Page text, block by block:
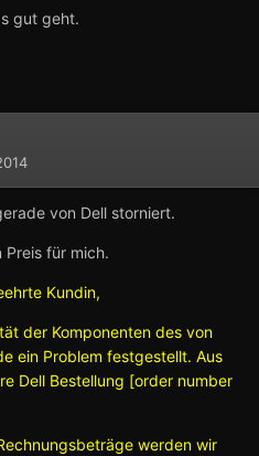
gut geht.
von Dell storniert.
Preis für mich.
Kundin,
der Komponenten des von
ein Problem festgestellt. Aus
Dell Bestellung [order number
werden wir